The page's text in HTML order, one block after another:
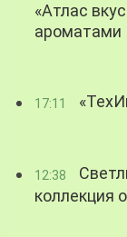
«Атлас
ароматами
17:11
12:38
коллекция